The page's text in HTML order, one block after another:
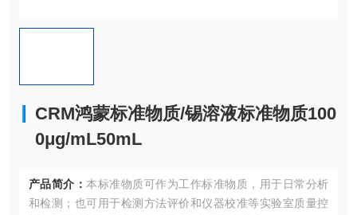
CRM鸿蒙标准物质/锡溶液标准物质100
0μg/mL50mL
产品简介： 本标准物质可作为工作标准物质，用于日常分析
和检测；也可用于检测方法评价和仪器校准等实验室质量控